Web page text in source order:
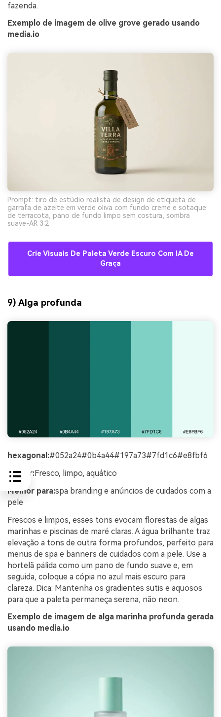
fazenda.
Exemplo de imagem de olive grove gerado usando
media.io
Prompt: tiro de estúdio realista de design de etiqueta de
garrafa de azeite em verde oliva com fundo creme e sotaque
de terracota, pano de fundo limpo sem costura, sombra
suave-AR 3:2
Crie Visuais De Paleta Verde Escuro Com IA De
Graça
9) Alga profunda
hexagonal:#052a24#0b4a44#197a73#7fd1c6#e8fbf6
humor:Fresco, limpo, aquático
Melhor para:spa branding e anúncios de cuidados com a
pele
Frescos e limpos, esses tons evocam florestas de algas
marinhas e piscinas de maré claras. A água brilhante traz
elevação a tons de outra forma profundos, perfeito para
menus de spa e banners de cuidados com a pele. Use a
hortelã pálida como um pano de fundo suave e, em
seguida, coloque a cópia no azul mais escuro para
clareza. Dica: Mantenha os gradientes sutis e aquosos
para que a paleta permaneça serena, não neon.
Exemplo de imagem de alga marinha profunda gerada
usando media.io